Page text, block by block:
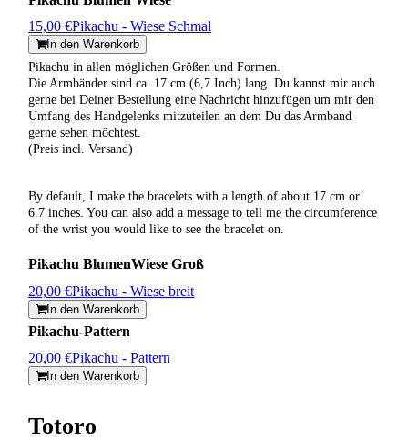
15,00 €Pikachu - Wiese Schmal
In den Warenkorb
Pikachu in allen möglichen Größen und Formen.
Die Armbänder sind ca. 17 cm (6,7 Inch) lang. Du kannst mir auch
gerne bei Deiner Bestellung eine Nachricht hinzufügen um mir den
Umfang des Handgelenks mitzuteilen an dem Du das Armband
gerne sehen möchtest.
(Preis incl. Versand)
By default, I make the bracelets with a length of about 17 cm or
6.7 inches. You can also add a message to tell me the circumference
of the wrist you would like to see the bracelet on.
Pikachu BlumenWiese Groß
20,00 €Pikachu - Wiese breit
In den Warenkorb
Pikachu-Pattern
20,00 €Pikachu - Pattern
In den Warenkorb
Totoro